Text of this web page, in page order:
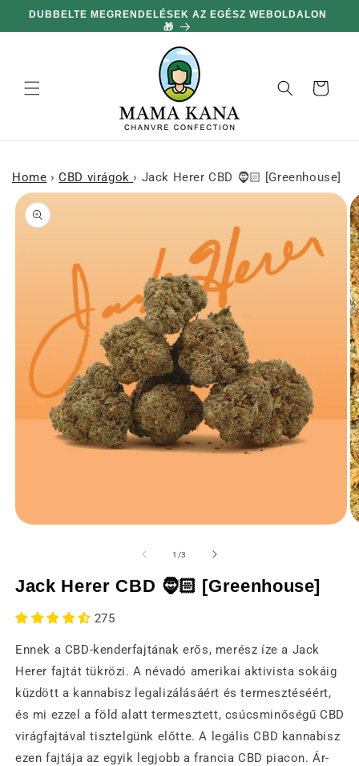
hagyni és
MINDEN 36,449 Ft-S VÁSÁRLÁS UTÁN 100 G AJÁNDÉK 🔥
Kosár
Home › CBD virágok › Jack Herer CBD 🧔🏻 [Greenhouse]
a
ablakban
1 /of
3
Jack Herer CBD 🧔🏻 [Greenhouse]
275
Ennek a CBD-kenderfajtának erős, merész íze a Jack
Herer fajtát tükrözi. A névadó amerikai aktivista sokáig
küzdött a kannabisz legalizálásáért és termesztéséért,
és mi ezzel a föld alatt termesztett, csúcsminőségű CBD
virágfajtával tisztelgünk előtte. A legális CBD kannabisz
ezen fajtája az egyik legjobb a francia CBD piacon. Ár-